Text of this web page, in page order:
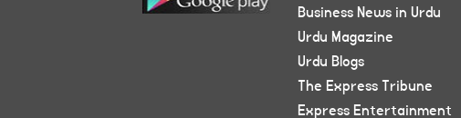
Business News in Urdu
Urdu Magazine
Urdu Blogs
The Express Tribune
Express Entertainment